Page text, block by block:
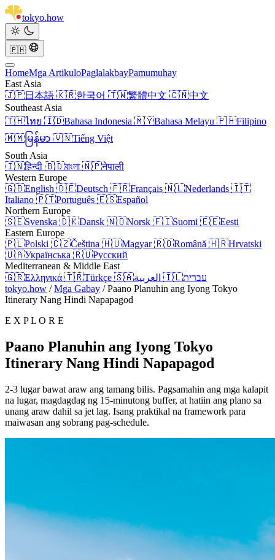
tokyo.how
🇵🇭
HomeMga ArtikuloPaglalakbayPamumuhay
East Asia
🇯🇵日本語 🇰🇷한국어 🇹🇼繁體中文 🇨🇳中文
Southeast Asia
🇹🇭ไทย 🇮🇩Bahasa Indonesia 🇲🇾Bahasa Melayu 🇵🇭Filipino
🇲🇲 မြန်မာ 🇻🇳Tiếng Việt
South Asia
🇮🇳हिन्दी 🇧🇩বাংলা 🇳🇵नेपाली
Western Europe
🇬🇧English 🇩🇪Deutsch 🇫🇷Français 🇳🇱Nederlands 🇮🇹
Italiano 🇵🇹Português 🇪🇸Español
Northern Europe
🇸🇪Svenska 🇩🇰Dansk 🇳🇴Norsk 🇫🇮Suomi 🇪🇪Eesti
Eastern Europe
🇵🇱Polski 🇨🇿Čeština 🇭🇺Magyar🇷🇴Română 🇭🇷Hrvatski
🇺🇦Українська 🇷🇺Русский
Mediterranean & Middle East
🇬🇷Ελληνικά 🇹🇷Türkçe 🇸🇦 🇮🇱עברית
tokyo.how / Mga Gabay / Paano Planuhin ang Iyong Tokyo
Itinerary Nang Hindi Napapagod
E X P L O R E
Paano Planuhin ang Iyong Tokyo
Itinerary Nang Hindi Napapagod
2-3 lugar bawat araw ang tamang bilis. Pagsamahin ang mga kalapit
na lugar, magdagdag ng 15-minutong buffer, at hatiin ang plano sa
unang araw dahil sa jet lag. Isang praktikal na framework para
maiwasan ang sobrang pag-schedule.